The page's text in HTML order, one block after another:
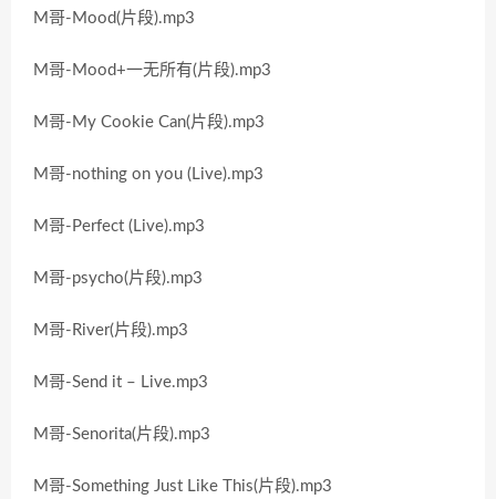
M哥-Mood(片段).mp3
M哥-Mood+一无所有(片段).mp3
M哥-My Cookie Can(片段).mp3
M哥-nothing on you (Live).mp3
M哥-Perfect (Live).mp3
M哥-psycho(片段).mp3
M哥-River(片段).mp3
M哥-Send it – Live.mp3
M哥-Senorita(片段).mp3
M哥-Something Just Like This(片段).mp3